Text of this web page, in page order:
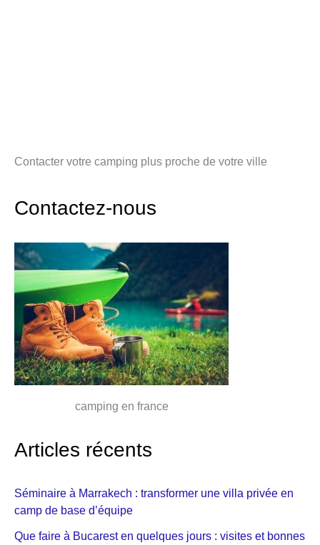
Contacter votre camping plus proche de votre ville
Contactez-nous
camping en france
Articles récents
Séminaire à Marrakech : transformer une villa privée en
camp de base d’équipe
Que faire à Bucarest en quelques jours : visites et bonnes